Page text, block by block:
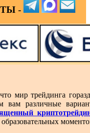
-
мир трейдинга
вам различные